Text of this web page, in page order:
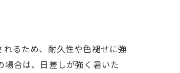
るため、耐久性や色褪せに強
合は、日差しが強く暑いた